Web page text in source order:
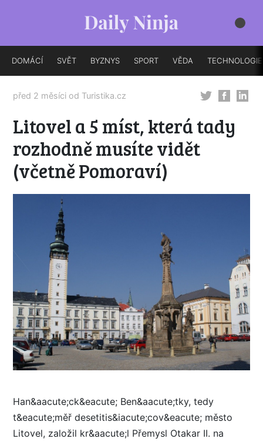
DOMÁCÍ SVĚT BYZNYS SPORT VĚDA TECHNOLOGIE
před 2 měsíci od Turistika.cz
Litovel a 5 míst, která tady
rozhodně musíte vidět
(včetně Pomoraví)
Han&aacute;ck&eacute; Ben&aacute;tky, tedy
t&eacute;měř desetitis&iacute;cov&eacute; město
Litovel, založil kr&aacute;l Přemysl Otakar II. na